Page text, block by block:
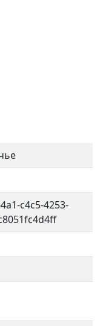
c4c5-4253-